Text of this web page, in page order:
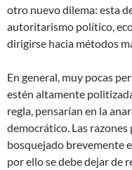
otro nuevo dilema: esta
autoritarismo político,
dirigirse hacia métodos
En general, muy pocas
estén altamente
regla, pensarían en la
democrático. Las razones
bosquejado brevemente
por ello se debe dejar de